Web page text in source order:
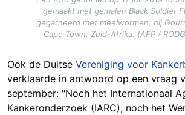
gemaakt met gemalen Black Soldier
gegarneerd met meelwormen, bij
Cape Town, Zuid-Afrika. (AFP /
Ook de Duitse Vereniging voor
verklaarde in antwoord op een vraag
september: "Noch het Internationaal
Kankeronderzoek (IARC), noch het